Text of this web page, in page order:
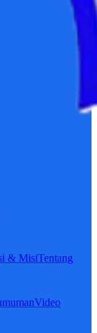
& MisiTentang
Video